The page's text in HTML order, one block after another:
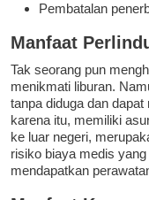
Pembatalan
Manfaat
Tak seorang pun
menikmati liburan.
tanpa diduga dan
karena itu, memiliki
ke luar negeri,
risiko biaya medis
mendapatkan